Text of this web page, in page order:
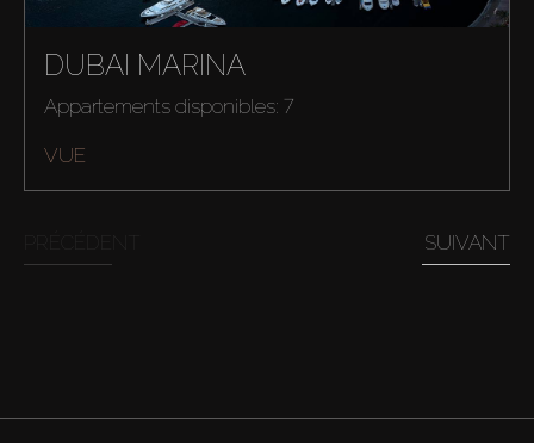
DUBAI MARINA
Appartements disponibles: 7
VUE
SUIVANT